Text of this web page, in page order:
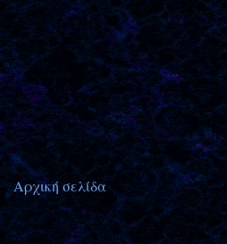
Αρχική σελίδα